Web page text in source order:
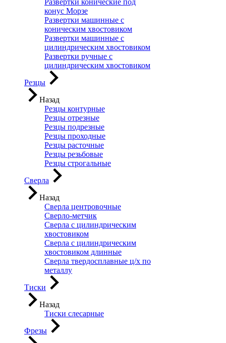
Развертки конические под
конус Морзе
Развертки машинные с
коническим хвостовиком
Развертки машинные с
цилиндрическим хвостовиком
Развертки ручные с
цилиндрическим хвостовиком
Резцы
Назад
Резцы контурные
Резцы отрезные
Резцы подрезные
Резцы проходные
Резцы расточные
Резцы резьбовые
Резцы строгальные
Сверла
Назад
Сверла центровочные
Сверло-метчик
Сверла с цилиндрическим
хвостовиком
Сверла с цилиндрическим
хвостовиком длинные
Сверла твердосплавные ц/х по
металлу
Тиски
Назад
Тиски слесарные
Фрезы